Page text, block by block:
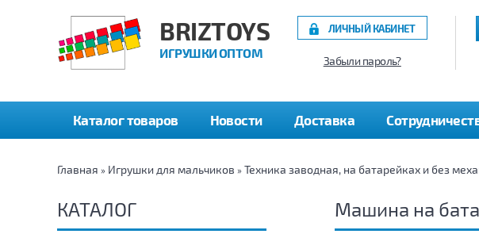
BRIZTOYS
ИГРУШКИ ОПТОМ
ЛИЧНЫЙ КАБИНЕТ
Забыли пароль?
Каталог товаров Новости Доставка
Главная » Игрушки для мальчиков » Техника заводная, на батарейках и без
КАТАЛОГ Машина на